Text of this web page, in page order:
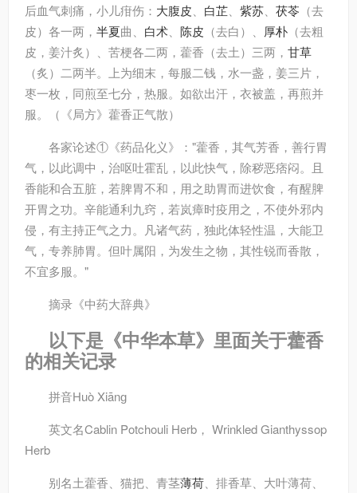
后血气刺痛，小儿疳伤： 大腹皮、 白芷、 紫苏、 茯苓 （去
皮）各一两， 半夏曲、 白术、 陈皮 （去白）、 厚朴 （去粗
皮，姜汁炙）、苦梗各二两，藿香（去土）三两， 甘草
（炙）二两半。上为细末，每服二钱，水一盏，姜三片，
枣一枚，同煎至七分，热服。如欲出汗，衣被盖，再煎并
服。（《局方》藿香正气散）
各家论述①《药品化义》："藿香，其气芳香，善行胃
气，以此调中，治呕吐霍乱，以此快气，除秽恶痞闷。且
香能和合五脏，若脾胃不和，用之助胃而进饮食，有醒脾
开胃之功。辛能通利九窍，若岚瘴时疫用之，不使外邪内
侵，有主持正气之力。凡诸气药，独此体轻性温，大能卫
气，专养肺胃。但叶属阳，为发生之物，其性锐而香散，
不宜多服。"
摘录 《中药大辞典》
以下是《中华本草》里面关于藿香
的相关记录
拼音Huò Xiānɡ
英文名Cablin Potchouli Herb， Wrinkled Gianthyssop
Herb
别名土藿香、猫把、青茎薄荷 、排香草、大叶薄荷、